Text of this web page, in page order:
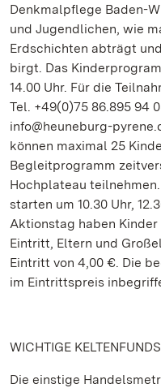
Denkmalpflege Baden-
und Jugendlichen, wie
Erdschichten abträgt
birgt. Das
14.00 Uhr. Für die
Tel. +49(0)75 86.895 94
info@heuneburg-
können maximal 25
Begleitprogramm
Hochplateau
starten um 10.30 Uhr,
Aktionstag haben Kinder
Eintritt, Eltern und
Eintritt von 4,00 €. Die
im Eintrittspreis
WICHTIGE
Die einstige